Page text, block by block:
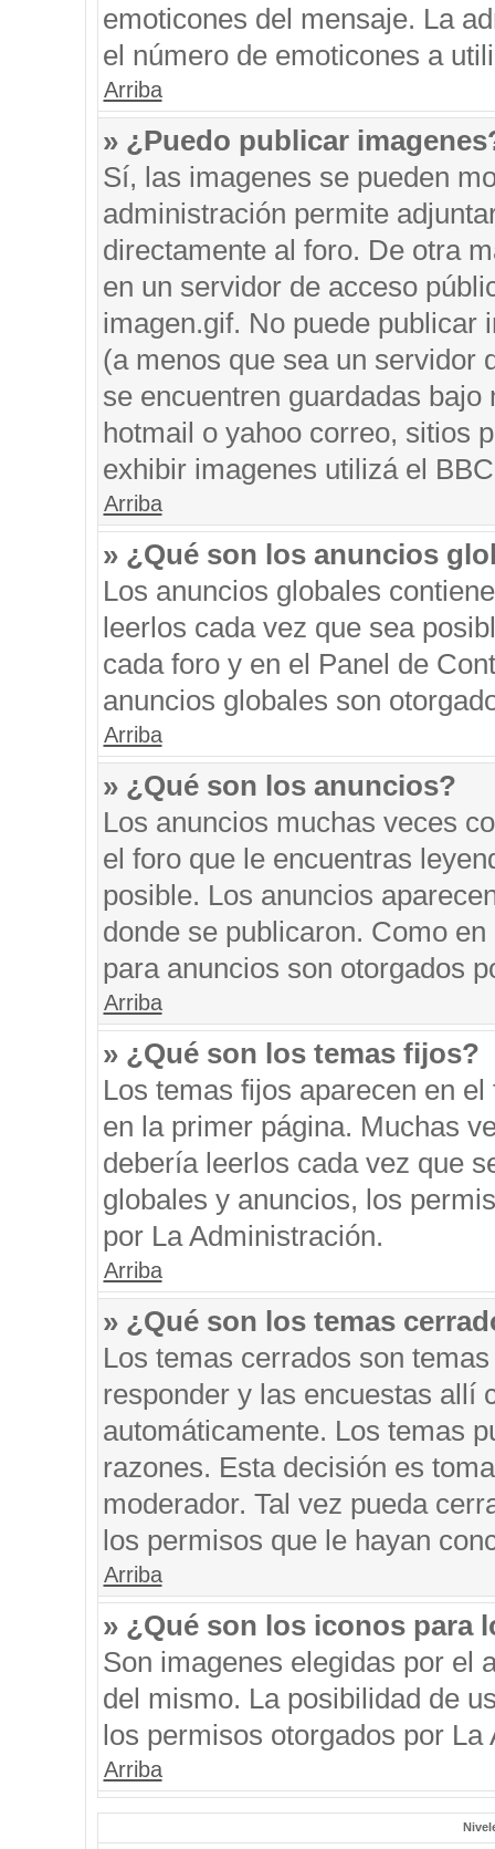
emoticones del mensaje. La
el número de emoticones a
Arriba
» ¿Puedo publicar
Sí, las imagenes se pueden
administración permite
directamente al foro. De otra
en un servidor de acceso
imagen.gif. No puede publicar
(a menos que sea un servidor
se encuentren guardadas
hotmail o yahoo correo, sitios
exhibir imagenes utilizá el
Arriba
» ¿Qué son los anuncios
Los anuncios globales
leerlos cada vez que sea
cada foro y en el Panel de
anuncios globales son
Arriba
» ¿Qué son los anuncios?
Los anuncios muchas veces
el foro que le encuentras
posible. Los anuncios
donde se publicaron. Como
para anuncios son otorgados
Arriba
» ¿Qué son los temas fijos?
Los temas fijos aparecen en
en la primer página. Muchas
debería leerlos cada vez que
globales y anuncios, los
por La Administración.
Arriba
» ¿Qué son los temas
Los temas cerrados son
responder y las encuestas allí
automáticamente. Los temas
razones. Esta decisión es
moderador. Tal vez pueda
los permisos que le hayan
Arriba
» ¿Qué son los iconos para
Son imagenes elegidas por el
del mismo. La posibilidad de
los permisos otorgados por La
Arriba